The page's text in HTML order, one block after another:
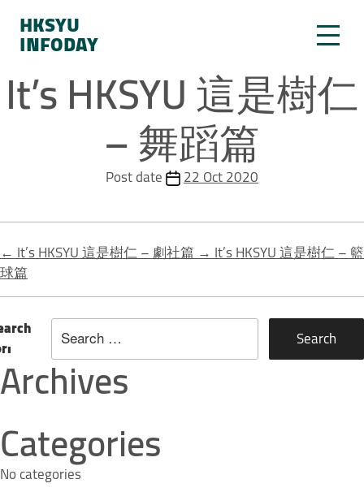
HKSYU
INFODAY
It’s HKSYU 這是樹仁
– 舞蹈篇
Post date 22 Oct 2020
←It’s HKSYU 這是樹仁 – 劇社篇→It’s HKSYU 這是樹仁 – 籃
球篇
Archives
Categories
No categories